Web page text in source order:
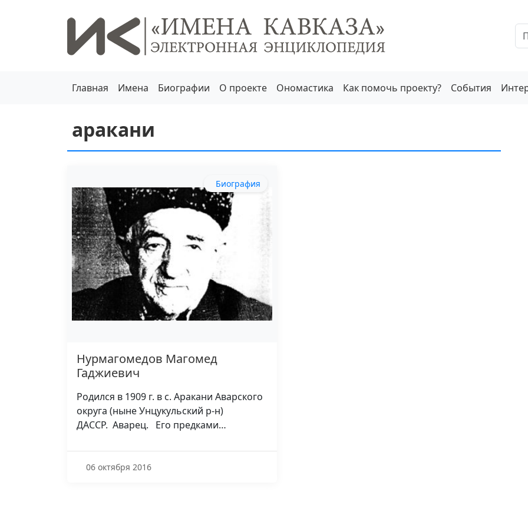
Главная Имена Биографии О проекте Ономастика Как помочь проекту? События
аракани
Биография
Нурмагомедов Магомед
Гаджиевич
Родился в 1909 г. в с. Аракани Аварского
округа (ныне Унцукульский р-н)
ДАССР. Аварец. Его предками…
06 октября 2016